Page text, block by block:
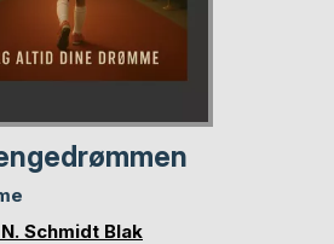
Schmidt Blak